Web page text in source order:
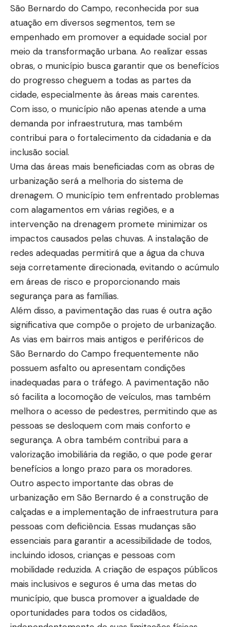
São Bernardo do Campo, reconhecida por sua
atuação em diversos segmentos, tem se
empenhado em promover a equidade social por
meio da transformação urbana. Ao realizar essas
obras, o município busca garantir que os benefícios
do progresso cheguem a todas as partes da
cidade, especialmente às áreas mais carentes.
Com isso, o município não apenas atende a uma
demanda por infraestrutura, mas também
contribui para o fortalecimento da cidadania e da
inclusão social.
Uma das áreas mais beneficiadas com as obras de
urbanização será a melhoria do sistema de
drenagem. O município tem enfrentado problemas
com alagamentos em várias regiões, e a
intervenção na drenagem promete minimizar os
impactos causados pelas chuvas. A instalação de
redes adequadas permitirá que a água da chuva
seja corretamente direcionada, evitando o acúmulo
em áreas de risco e proporcionando mais
segurança para as famílias.
Além disso, a pavimentação das ruas é outra ação
significativa que compõe o projeto de urbanização.
As vias em bairros mais antigos e periféricos de
São Bernardo do Campo frequentemente não
possuem asfalto ou apresentam condições
inadequadas para o tráfego. A pavimentação não
só facilita a locomoção de veículos, mas também
melhora o acesso de pedestres, permitindo que as
pessoas se desloquem com mais conforto e
segurança. A obra também contribui para a
valorização imobiliária da região, o que pode gerar
benefícios a longo prazo para os moradores.
Outro aspecto importante das obras de
urbanização em São Bernardo é a construção de
calçadas e a implementação de infraestrutura para
pessoas com deficiência. Essas mudanças são
essenciais para garantir a acessibilidade de todos,
incluindo idosos, crianças e pessoas com
mobilidade reduzida. A criação de espaços públicos
mais inclusivos e seguros é uma das metas do
município, que busca promover a igualdade de
oportunidades para todos os cidadãos,